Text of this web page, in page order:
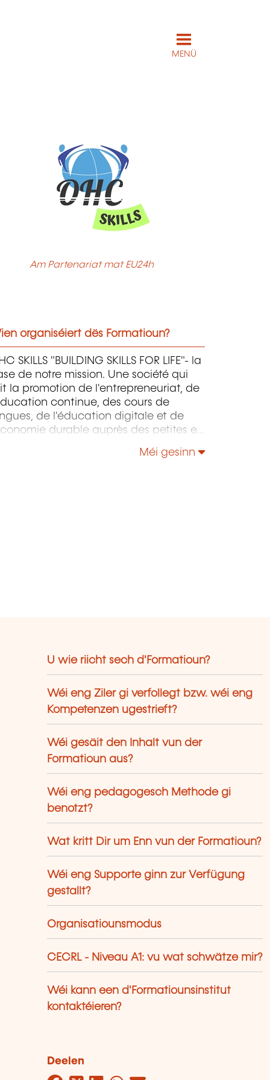
MENÜ
Am Partenariat mat EU24h
organiséiert dës Formatioun?
SKILLS "BUILDING SKILLS FOR LIFE"- la
de notre mission. Une société qui
la promotion de l'entrepreneuriat, de
continue, des cours de
de l'éducation digitale et de
durable auprès des petites et
Méi gesinn
U wie riicht sech d'Formatioun?
Wéi eng Ziler gi verfollegt bzw. wéi eng
Kompetenzen ugestrieft?
Wéi gesäit den Inhalt vun der
Formatioun aus?
Wéi eng pedagogesch Methode gi
benotzt?
Wat kritt Dir um Enn vun der Formatioun?
Wéi eng Supporte ginn zur Verfügung
gestallt?
Organisatiounsmodus
CECRL - Niveau A1: vu wat schwätze mir?
Wéi kann een d'Formatiounsinstitut
kontaktéieren?
Deelen